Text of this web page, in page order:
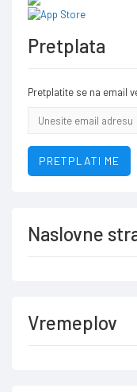
Pretplata
Pretplatite se na email
addresa
PRETPLATI ME
Naslovne
Vremeplov